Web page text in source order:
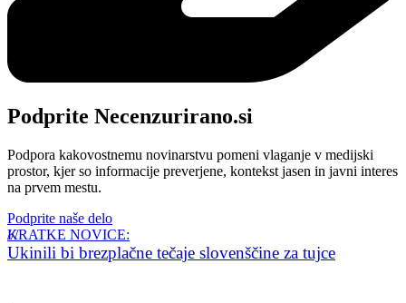
Podprite Necenzurirano.si
Podpora kakovostnemu novinarstvu pomeni vlaganje v medijski
prostor, kjer so informacije preverjene, kontekst jasen in javni interes
na prvem mestu.
Podprite naše delo
KRATKE NOVICE:
Ukinili bi brezplačne tečaje slovenščine za tujce